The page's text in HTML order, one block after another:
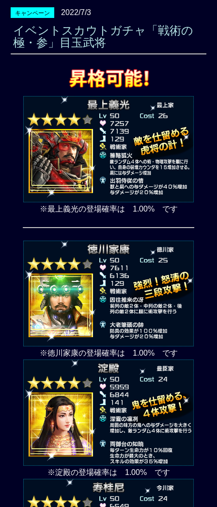
キャンペーン 2022/7/3
イベントスカウトガチャ「戦術の
極・参」目玉武将
※最上義光の登場確率は 1.00% です
※徳川家康の登場確率は 1.00% です
※淀殿の登場確率は 1.00% です